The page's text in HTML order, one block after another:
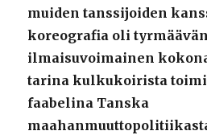
muiden tanssijoiden
koreografia oli
ilmaisuvoimainen
tarina kulkukoirista
faabelina Tanska